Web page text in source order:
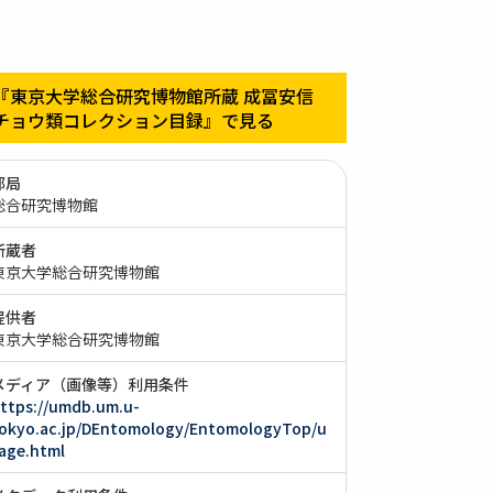
『東京大学総合研究博物館所蔵 成冨安信
ョウ類コレクション目録』で見る
局
合研究博物館
蔵者
京大学総合研究博物館
供者
京大学総合研究博物館
ディア（画像等）利用条件
umdb.um.u-
DEntomology/EntomologyTop/u